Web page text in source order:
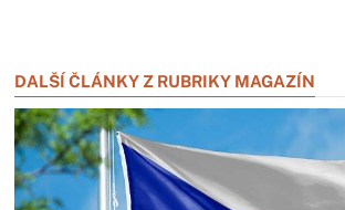
DALŠÍ ČLÁNKY Z RUBRIKY MAGAZÍN